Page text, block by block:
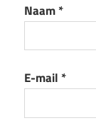
Naam*
E-mail *